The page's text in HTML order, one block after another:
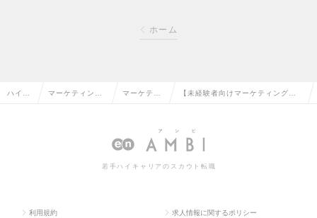
ホーム
ハイク マーケティン マーケティ
企画の転職
【未経験者向けマーケティング
基盤×テレワーク可能の求人情報
若手ハイキャリアのスカウト転職
利用規約 求人情報に関するポリシー